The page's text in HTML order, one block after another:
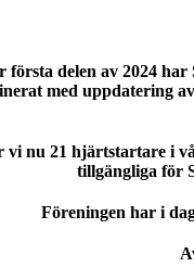
första delen av 2024
med uppdatering
vi nu 21 hjärtstartare i
tillgängliga för
Föreningen har i